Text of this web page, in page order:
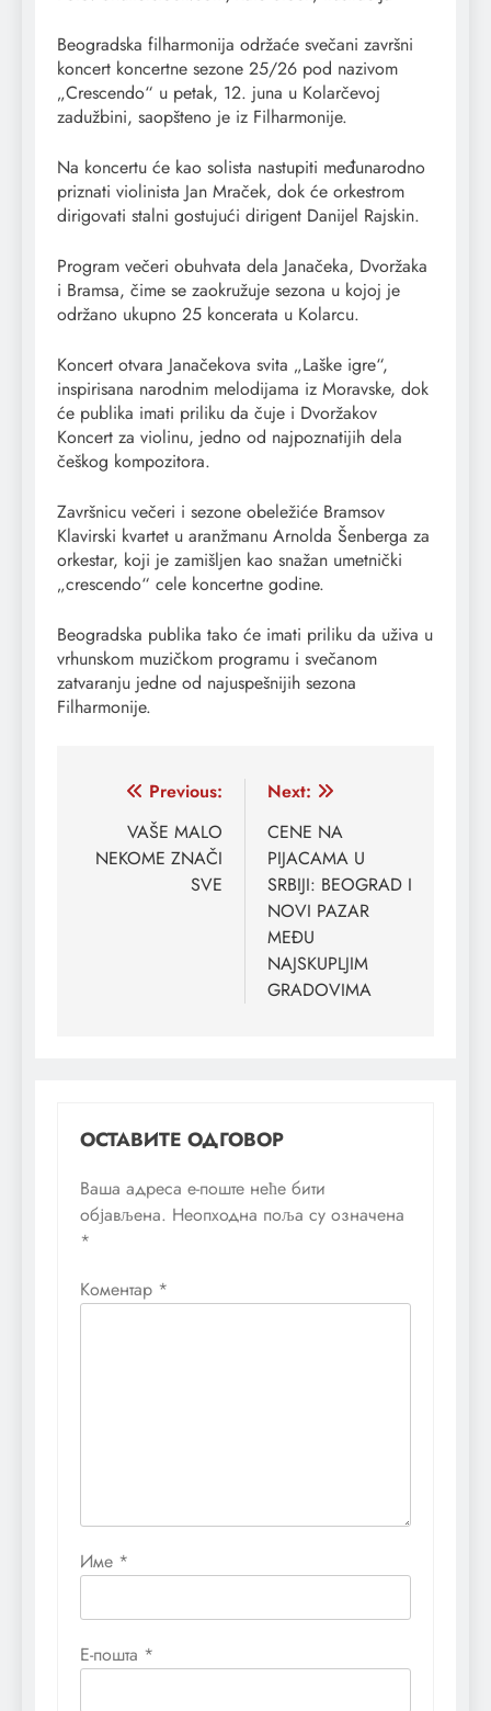
Beogradska filharmonija održaće svečani završni
koncert koncertne sezone 25/26 pod nazivom
„Crescendo“ u petak, 12. juna u Kolarčevoj
zadužbini, saopšteno je iz Filharmonije.
Na koncertu će kao solista nastupiti međunarodno
priznati violinista Jan Mraček, dok će orkestrom
dirigovati stalni gostujući dirigent Danijel Rajskin.
Program večeri obuhvata dela Janačeka, Dvoržaka
i Bramsa, čime se zaokružuje sezona u kojoj je
održano ukupno 25 koncerata u Kolarcu.
Koncert otvara Janačekova svita „Laške igre“,
inspirisana narodnim melodijama iz Moravske, dok
će publika imati priliku da čuje i Dvoržakov
Koncert za violinu, jedno od najpoznatijih dela
češkog kompozitora.
Završnicu večeri i sezone obeležiće Bramsov
Klavirski kvartet u aranžmanu Arnolda Šenberga za
orkestar, koji je zamišljen kao snažan umetnički
„crescendo“ cele koncertne godine.
Beogradska publika tako će imati priliku da uživa u
vrhunskom muzičkom programu i svečanom
zatvaranju jedne od najuspešnijih sezona
Filharmonije.
Кретање
чланка
Previous:
VAŠE MALO
NEKOME ZNAČI
SVE
Next:
CENE NA
PIJACAMA U
SRBIJI: BEOGRAD I
NOVI PAZAR
MEĐU
NAJSKUPLJIM
GRADOVIMA
ОСТАВИТЕ ОДГОВОР
Ваша адреса е-поште неће бити
објављена. Неопходна поља су означена
*
Коментар *
Име *
Е-пошта *